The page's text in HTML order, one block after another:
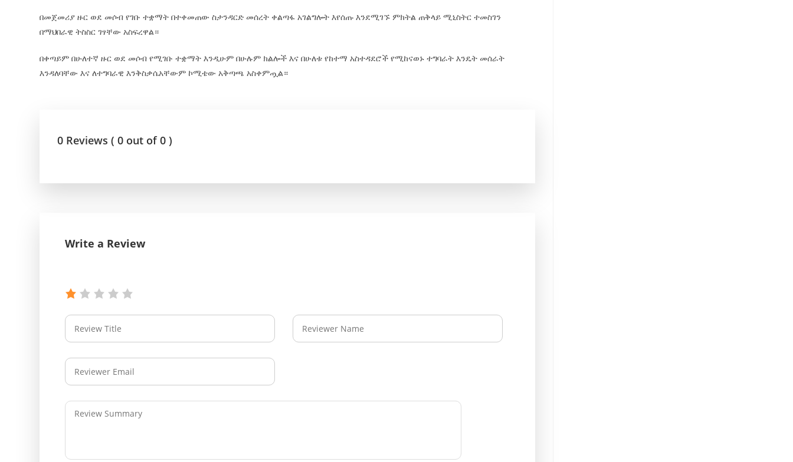
በመጀመሪያ ዙር ወደ መሶብ የገቡ ተቋማት በተቀመጠው ስታንዳርድ መሰረት ቀልጣፋ አገልግሎት እየሰጡ እንደሚገኙ ምክትል ጠቅላይ ሚኒስትር ተመስገን
በማህበራዊ ትስስር ገፃቸው አስፍረዋል።
በቀጣይም በሁለተኛ ዙር ወደ መሶብ የሚገቡ ተቋማት እንዲሁም በሁሉም ክልሎች እና በሁለቱ የከተማ አስተዳደሮች የሚከናወኑ ተግባራት እንዴት መሰራት
እንዳለባቸው እና ለተግባራዊ እንቅስቃሴአቸውም ኮሚቴው አቅጣጫ አስቀምጧል።
0 Reviews ( 0 out of 0 )
Write a Review